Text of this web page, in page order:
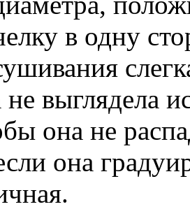
в одну
выглядела
она не
она